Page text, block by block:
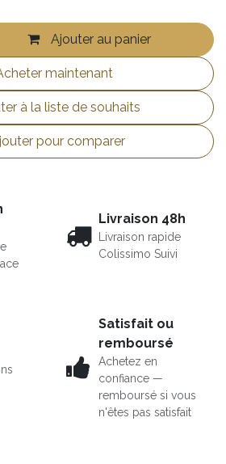
Ajouter au panier
maintenant
pour comparer
à la liste de souhaits
Livraison 48h
Livraison rapide
Colissimo Suivi
Satisfait ou
remboursé
Achetez en
confiance —
remboursé si vous
n'êtes pas satisfait